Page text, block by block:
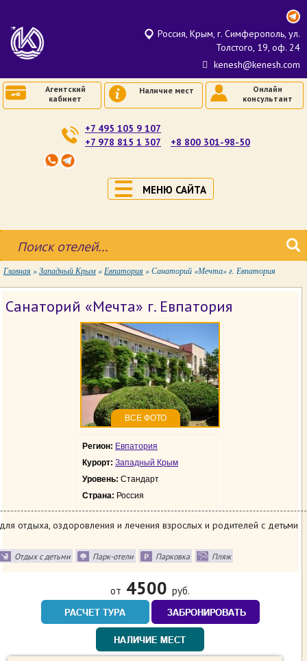
Россия, Крым, г. Симферополь, ул.
Толстого, 19, оф. 24
kenesh@kenesh.com
Агентский
кабинет
Наличие мест
Онлайн
консультант
+7 495 105 9 107
+7 978 815 1 307
+8 800 301-98-50
МЕНЮ САЙТА
Главная »Западный Крым » Евпатория »Санаторий «Мечта» г. Евпатория
Санаторий «Мечта» г. Евпатория
ВСЕ ФОТО
Регион: Евпатория
Курорт: Западный Крым
Уровень: Стандарт
Страна: Россия
отдыха, оздоровления и лечения взрослых и родителей с детьми
Отдых с детьми Парк-отели Парковка Пляж
от 4500 руб.